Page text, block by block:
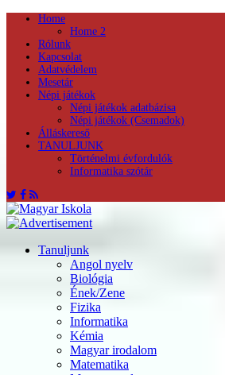
Home
Home 2
Rólunk
Kapcsolat
Adatvédelem
Mesetár
Népi játékok
Népi játékok adatbázisa
Népi játékok (Csemadok)
Álláskereső
TANULJUNK
Történelmi évfordulók
Informatika szótár
Tanuljunk
Angol nyelv
Biológia
Ének/Zene
Fizika
Informatika
Kémia
Magyar irodalom
Matematika